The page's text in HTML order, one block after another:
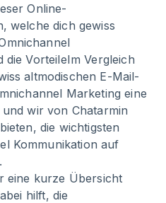
Online-
welche dich gewiss
die VorteileIm Vergleich
altmodischen E-Mail-
Marketing eine
wir von Chatarmin
die wichtigsten
Kommunikation auf
eine kurze Übersicht
hilft, die